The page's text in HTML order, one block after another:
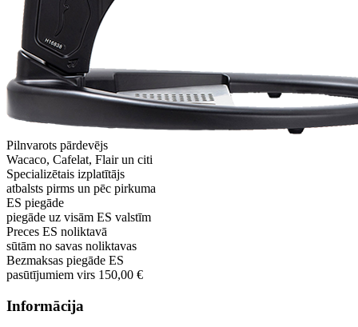
Pilnvarots pārdevējs
Wacaco, Cafelat, Flair un citi
Specializētais izplatītājs
atbalsts pirms un pēc pirkuma
ES piegāde
piegāde uz visām ES valstīm
Preces ES noliktavā
sūtām no savas noliktavas
Bezmaksas piegāde ES
pasūtījumiem virs 150,00 €
Informācija